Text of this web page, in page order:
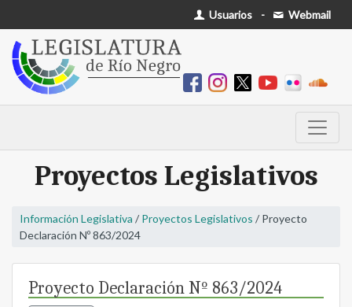
Usuarios - Webmail
Proyectos Legislativos
Información Legislativa / Proyectos Legislativos / Proyecto
Declaración Nº 863/2024
Proyecto Declaración Nº 863/2024